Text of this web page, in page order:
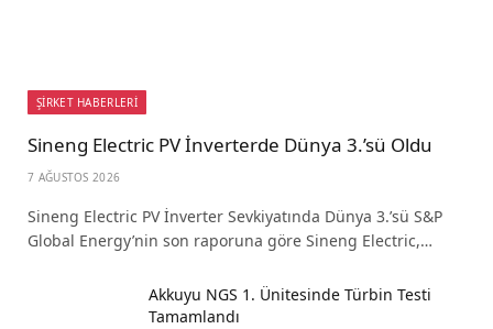
ŞİRKET HABERLERİ
Sineng Electric PV İnverterde Dünya 3.’sü Oldu
7 AĞUSTOS 2026
Sineng Electric PV İnverter Sevkiyatında Dünya 3.’sü S&P
Global Energy’nin son raporuna göre Sineng Electric,…
Akkuyu NGS 1. Ünitesinde Türbin Testi
Tamamlandı